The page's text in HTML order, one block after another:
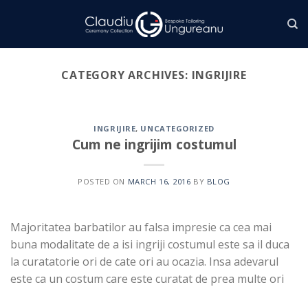
CATEGORY ARCHIVES: INGRIJIRE
INGRIJIRE, UNCATEGORIZED
Cum ne ingrijim costumul
POSTED ON MARCH 16, 2016 BY BLOG
Majoritatea barbatilor au falsa impresie ca cea mai
buna modalitate de a isi ingriji costumul este sa il duca
la curatatorie ori de cate ori au ocazia. Insa adevarul
este ca un costum care este curatat de prea multe ori